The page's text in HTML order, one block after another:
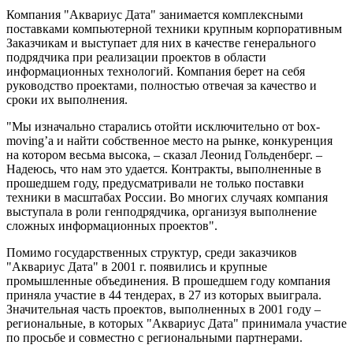
Компания "Аквариус Дата" занимается комплексными
поставками компьютерной техники крупным корпоративным
Заказчикам и выступает для них в качестве генерального
подрядчика при реализации проектов в области
информационных технологий. Компания берет на себя
руководство проектами, полностью отвечая за качество и
сроки их выполнения.
"Мы изначально старались отойти исключительно от box-
moving’а и найти собственное место на рынке, конкуренция
на котором весьма высока, – сказал Леонид Гольденберг. –
Надеюсь, что нам это удается. Контракты, выполненные в
прошедшем году, предусматривали не только поставки
техники в масштабах России. Во многих случаях компания
выступала в роли генподрядчика, организуя выполнение
сложных информационных проектов".
Помимо государственных структур, среди заказчиков
"Аквариус Дата" в 2001 г. появились и крупные
промышленные объединения. В прошедшем году компания
приняла участие в 44 тендерах, в 27 из которых выиграла.
Значительная часть проектов, выполненных в 2001 году –
региональные, в которых "Аквариус Дата" принимала участие
по просьбе и совместно с региональными партнерами.